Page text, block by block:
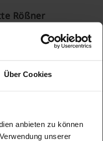
Über Cookies
anbieten zu können
unserer
Rößner